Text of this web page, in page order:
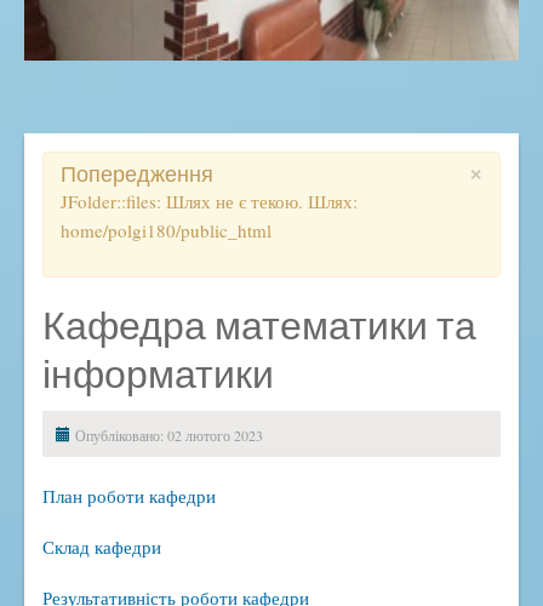
Історія закладу
Ліцей
Розклад, дзвінки, правила
Електронний журнал
Дистанційне навчання
ЗНО
Наукова діяльність
Виховна робота
×
Попередження
JFolder::files: Шлях не є текою. Шлях:
home/polgi180/public_html
Кафедра математики та
інформатики
Опубліковано: 02 лютого 2023
План роботи кафедри
Склад кафедри
Результативність роботи кафедри